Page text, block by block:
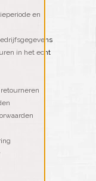
en
in het echt